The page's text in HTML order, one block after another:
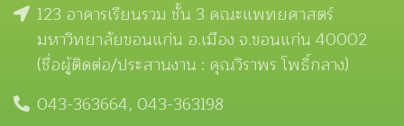
123 อาคารเรียนรวม ชั้น 3 คณะแพทยศาสตร์
มหาวิทยาลัยขอนแก่น อ.เมือง จ.ขอนแก่น 40002
(ชื่อผู้ติดต่อ/ประสานงาน : คุณวิราพร โพธิ์กลาง)
043-363664, 043-363198